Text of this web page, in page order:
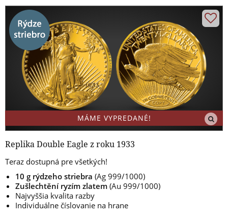
MÁME VYPREDANÉ!
Replika Double Eagle z roku 1933
Teraz dostupná pre všetkých!
10 g rýdzeho striebra (Ag 999/1000)
Zušlechtění ryzím zlatem (Au 999/1000)
Najvyššia kvalita razby
Individuálne číslovanie na hrane